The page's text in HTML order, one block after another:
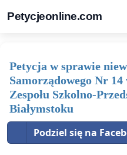
Petycjeonline.com
Petycja w sprawie
Samorządowego Nr 14
Zespołu Szkolno-
Białymstoku
Podziel się na